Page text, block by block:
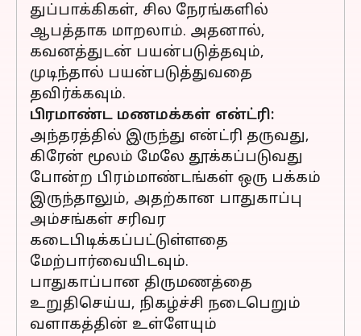
துப்பாக்கிகள், சில நேரங்களில்
ஆபத்தாக மாறலாம். அதனால்,
கவனத்துடன் பயன்படுத்தவும்,
முடிந்தால் பயன்படுத்துவதை
தவிர்க்கவும்.
பிரமாண்ட மணமக்கள் என்ட்ரி:
அந்தரத்தில் இருந்து என்ட்ரி தருவது,
கிரேன் மூலம் மேலே தூக்கப்படுவது
போன்ற பிரம்மாண்டங்கள் ஒரு பக்கம்
இருந்தாலும், அதற்கான பாதுகாப்பு
அம்சங்கள் சரிவர
கடைபிடிக்கப்பட்டுள்ளதை
மேற்பார்வையிடவும்.
பாதுகாப்பான திருமணத்தை
உறுதிசெய்ய, நிகழ்ச்சி நடைபெறும்
வளாகத்தின் உள்ளேயும்